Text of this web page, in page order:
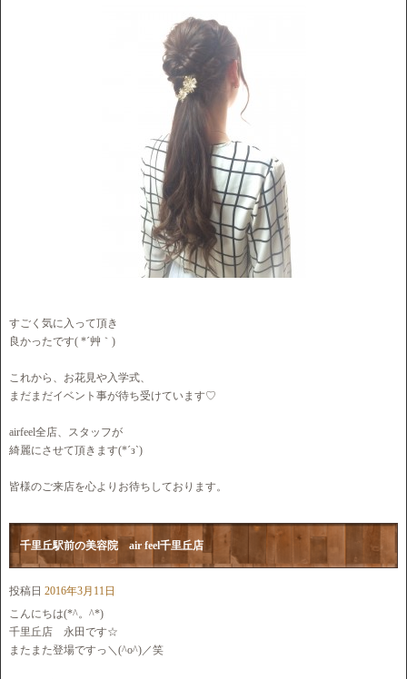
すごく気に入って頂き
良かったです( *´艸｀)
これから、お花見や入学式、
まだまだイベント事が待ち受けています♡
airfeel全店、スタッフが
綺麗にさせて頂きます(*´з`)
皆様のご来店を心よりお待ちしております。
千里丘駅前の美容院 air feel千里丘店
投稿日 2016年3月11日
こんにちは(*^。^*)
千里丘店 永田です☆
またまた登場ですっ＼(^o^)／笑